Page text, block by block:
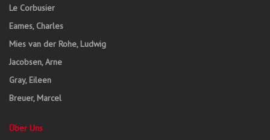
Le Corbusier
Eames, Charles
Mies van der Rohe, Ludwig
Jacobsen, Arne
Gray, Eileen
Breuer, Marcel
Über Uns